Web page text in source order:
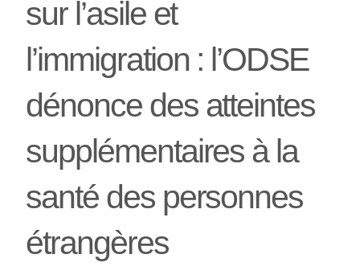
sur l’asile et
l’immigration : l’ODSE
dénonce des atteintes
supplémentaires à la
santé des personnes
étrangères